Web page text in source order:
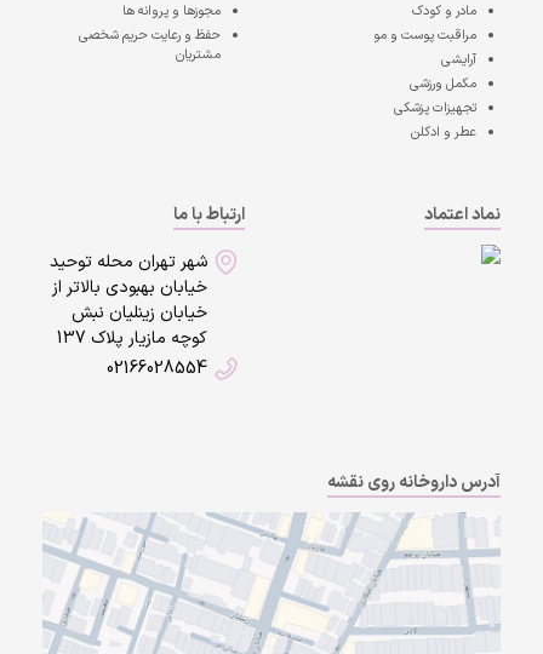
مادر و کودک
مراقبت پوست و مو
آرایشی
مکمل ورزشی
تجهیزات پزشکی
عطر و ادکلن
مجوزها و پروانه ها
حفظ و رعایت حریم شخصی
مشتریان
نماد اعتماد
ارتباط با ما
شهر تهران محله توحید
خیابان بهبودی بالاتر از
خیابان زینلیان نبش
کوچه مازیار پلاک 137
02166028554
آدرس داروخانه روی نقشه